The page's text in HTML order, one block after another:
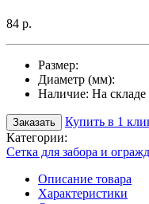
84 р.
Размер:
Диаметр (мм):
Наличие: На складе
Заказать
Купить в 1
Категории:
Сетка для забора и
Описание товара
Характеристики